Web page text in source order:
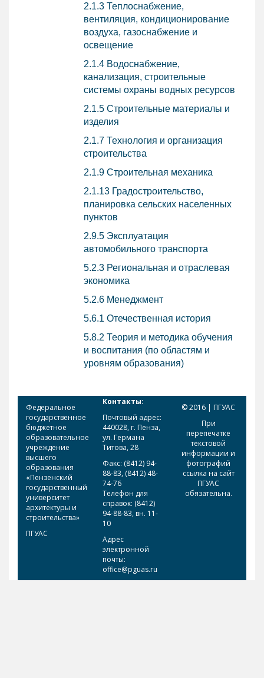
2.1.3 Теплоснабжение,
вентиляция, кондиционирование
воздуха, газоснабжение и
освещение
2.1.4 Водоснабжение,
канализация, строительные
системы охраны водных ресурсов
2.1.5 Строительные материалы и
изделия
2.1.7 Технология и организация
строительства
2.1.9 Строительная механика
2.1.13 Градостроительство,
планировка сельских населенных
пунктов
2.9.5 Эксплуатация
автомобильного транспорта
5.2.3 Региональная и отраслевая
экономика
5.2.6 Менеджмент
5.6.1 Отечественная история
5.8.2 Теория и методика обучения
и воспитания (по областям и
уровням образования)
Федеральное
государственное
бюджетное
образовательное
учреждение
высшего
образования
«Пензенский
государственный
университет
архитектуры и
строительства»
ПГУАС
Контакты:
Почтовый адрес:
440028, г. Пенза,
ул. Германа
Титова, 28
Факс: (8412) 94-
88-83, (8412) 48-
74-76
Телефон для
справок: (8412)
94-88-83, вн. 11-
10
Адрес
электронной
почты:
office@pguas.ru
© 2016 | ПГУАС
При
перепечатке
текстовой
информации и
фотографий
ссылка на сайт
ПГУАС
обязательна.